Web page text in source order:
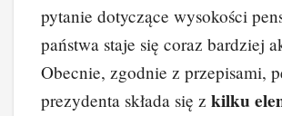
pytanie dotyczące wysokości
państwa staje się coraz bardziej
Obecnie, zgodnie z przepisami,
prezydenta składa się z kilku